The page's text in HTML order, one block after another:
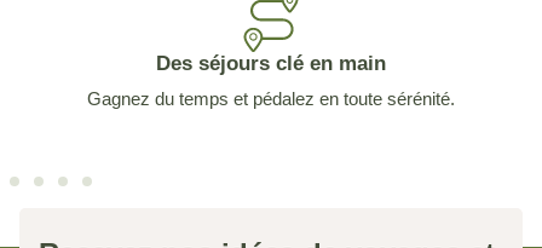
Des séjours clé en main
Gagnez du temps et pédalez en toute sérénité.